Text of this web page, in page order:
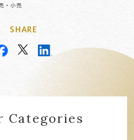
・小売
SHARE
Categories